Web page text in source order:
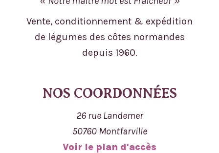
Vente, conditionnement & expédition
de légumes des côtes normandes
depuis 1960.
NOS COORDONNÉES
26 rue Landemer
50760 Montfarville
Voir le plan d'accès